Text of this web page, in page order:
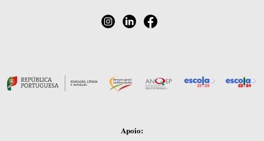
Apoio: